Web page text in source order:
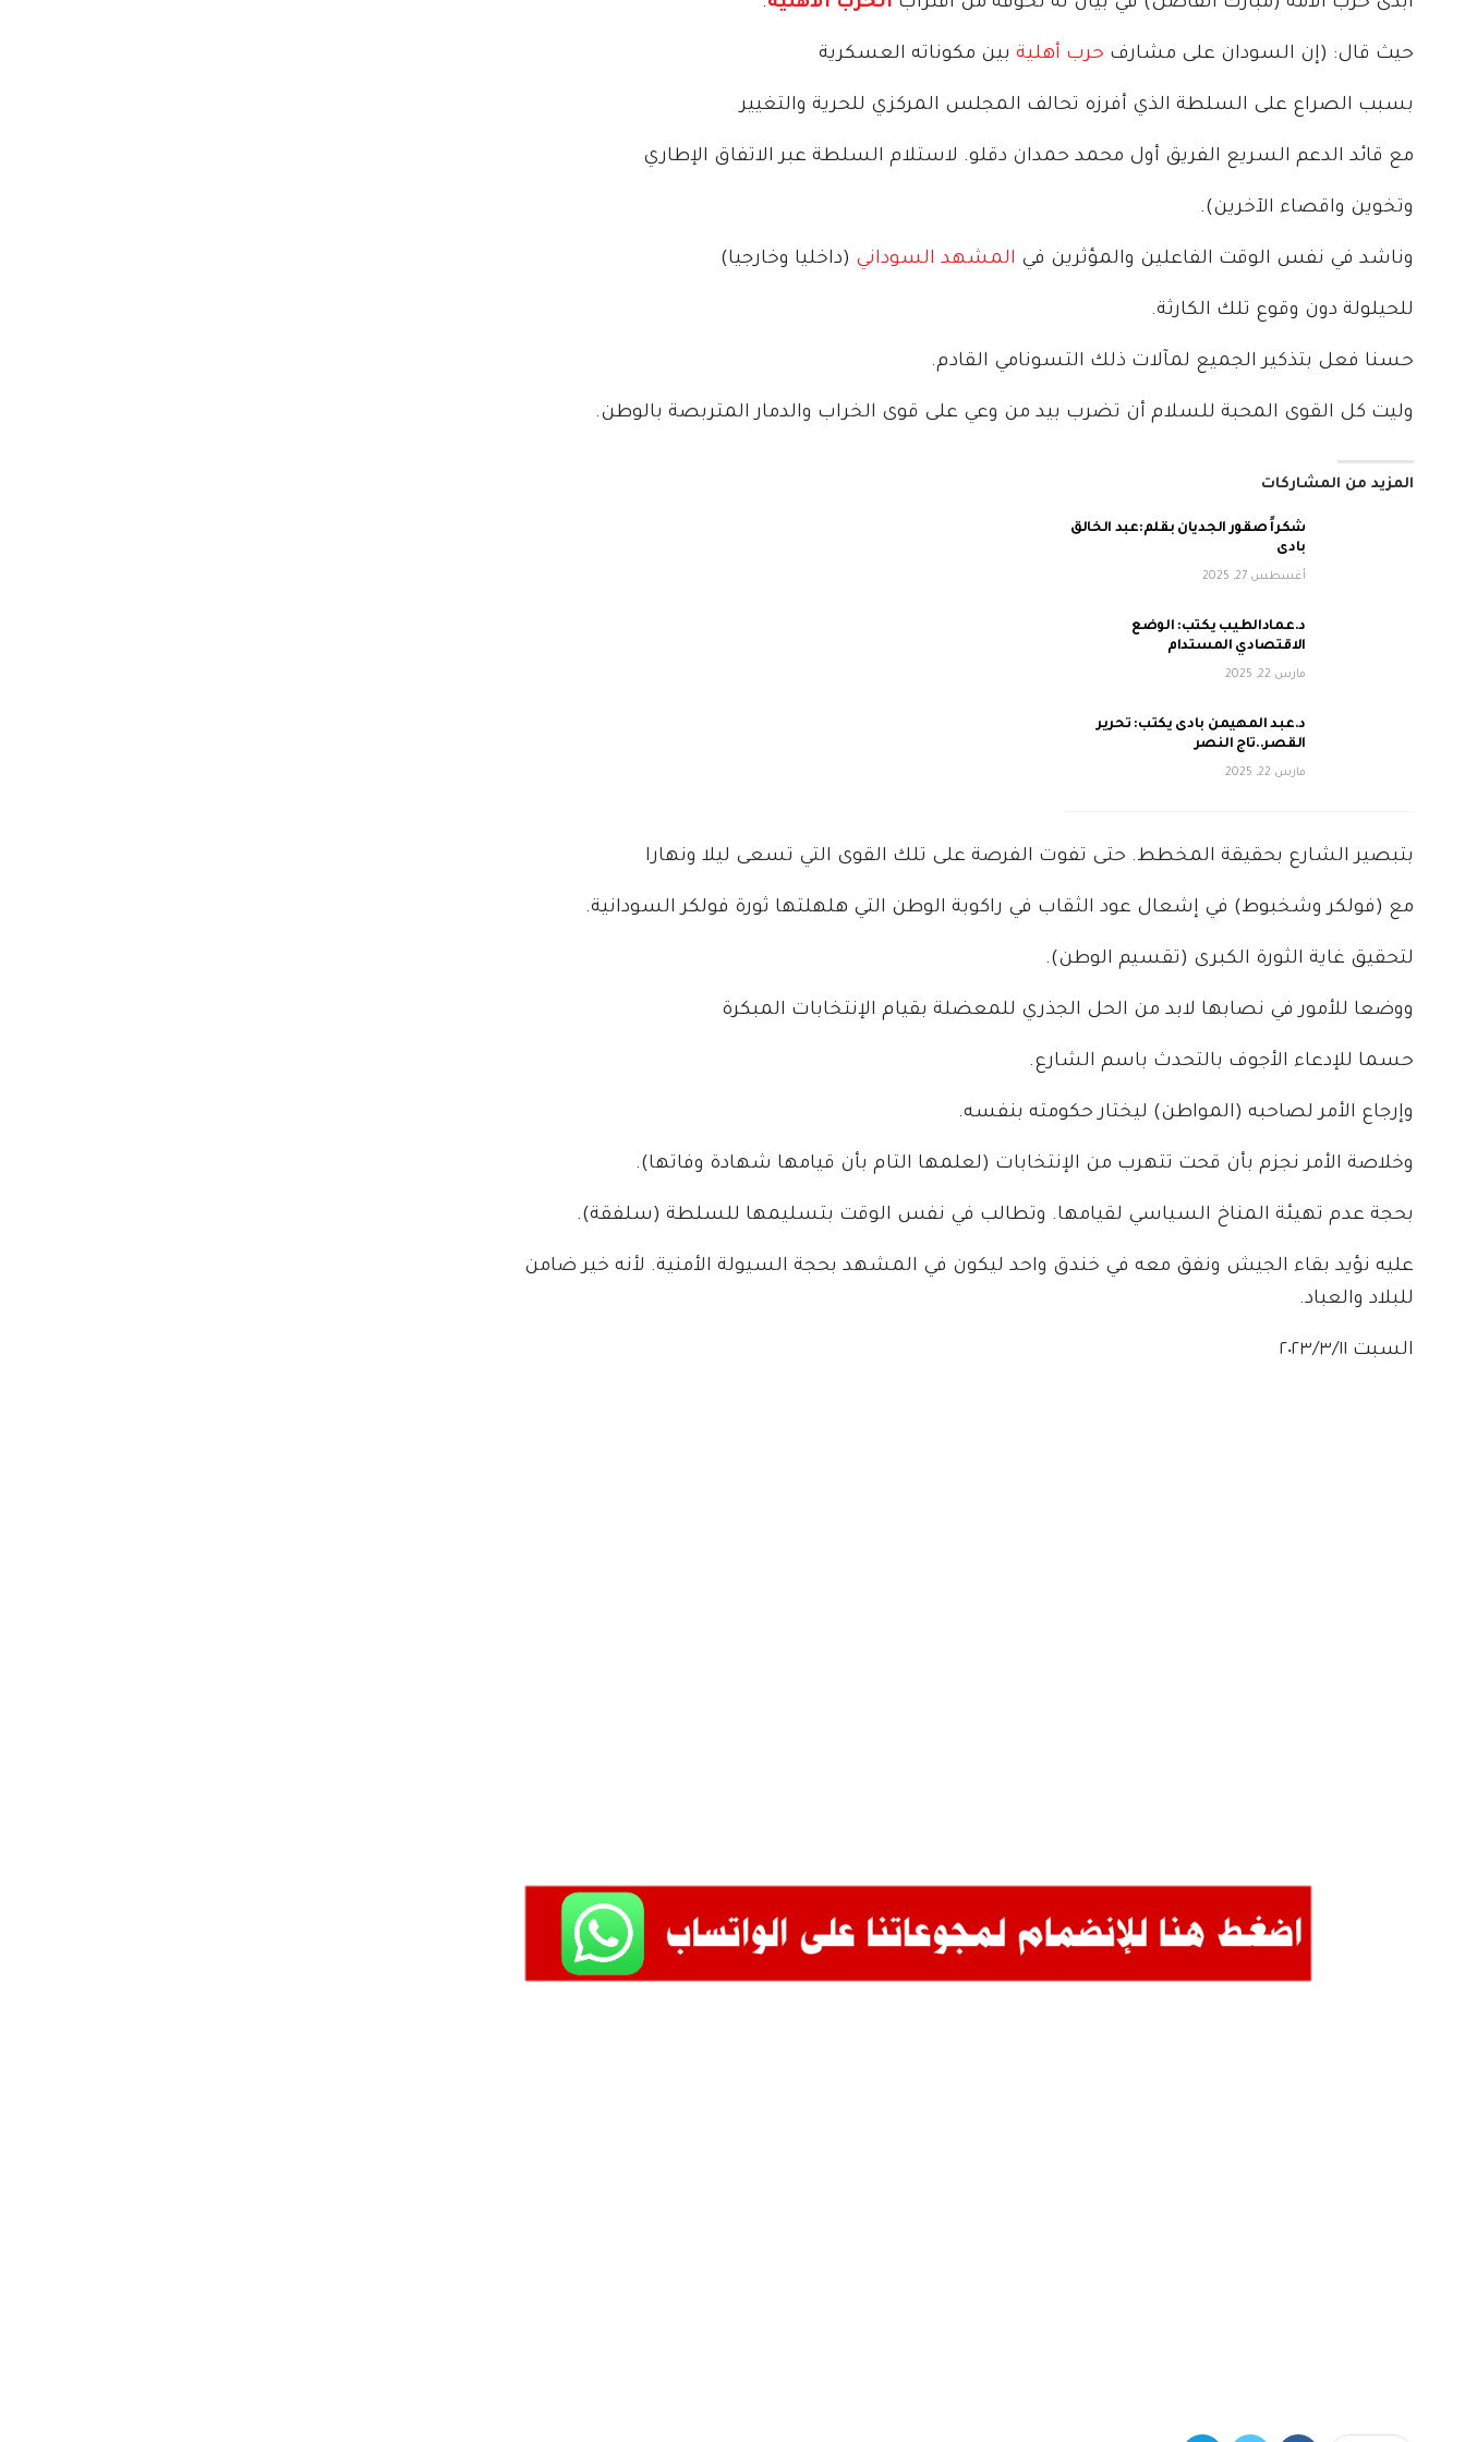
حيث قال: (إن السودان على مشارف حرب أهلية بين مكوناته العسكرية
بسبب الصراع على السلطة الذي أفرزه تحالف المجلس المركزي للحرية والتغيير
مع قائد الدعم السريع الفريق أول محمد حمدان دقلو. لاستلام السلطة عبر الاتفاق الإطاري
وتخوين واقصاء الآخرين).
وناشد في نفس الوقت الفاعلين والمؤثرين في المشهد السوداني (داخليا وخارجيا)
للحيلولة دون وقوع تلك الكارثة.
حسنا فعل بتذكير الجميع لمآلات ذلك التسونامي القادم.
وليت كل القوى المحبة للسلام أن تضرب بيد من وعي على قوى الخراب والدمار المتربصة بالوطن.
المزيد من المشاركات
شكراً صقور الجديان بقلم:عبد الخالق
بادى
أغسطس 27, 2025
د.عمادالطيب يكتب: الوضع
الاقتصادي المستدام
مارس 22, 2025
د.عبد المهيمن بادى يكتب: تحرير
القصر..تاج النصر
مارس 22, 2025
بتبصير الشارع بحقيقة المخطط. حتى تفوت الفرصة على تلك القوى التي تسعى ليلا ونهارا
مع (فولكر وشخبوط) في إشعال عود الثقاب في راكوبة الوطن التي هلهلتها ثورة فولكر السودانية.
لتحقيق غاية الثورة الكبرى (تقسيم الوطن).
ووضعا للأمور في نصابها لابد من الحل الجذري للمعضلة بقيام الإنتخابات المبكرة
حسما للإدعاء الأجوف بالتحدث باسم الشارع.
وإرجاع الأمر لصاحبه (المواطن) ليختار حكومته بنفسه.
وخلاصة الأمر نجزم بأن قحت تتهرب من الإنتخابات (لعلمها التام بأن قيامها شهادة وفاتها).
بحجة عدم تهيئة المناخ السياسي لقيامها. وتطالب في نفس الوقت بتسليمها للسلطة (سلفقة).
عليه نؤيد بقاء الجيش ونفق معه في خندق واحد ليكون في المشهد بحجة السيولة الأمنية. لأنه خير ضامن
للبلاد والعباد.
السبت ٢٠٢٣/٣/١١